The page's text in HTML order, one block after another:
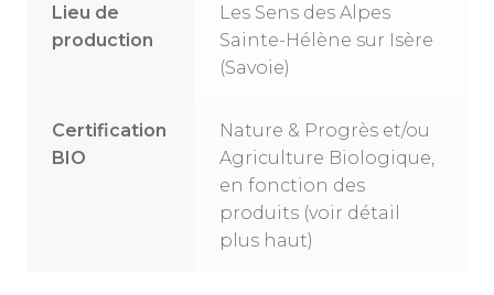
Lieu de
production
Les Sens des Alpes
Sainte-Hélène sur Isère
(Savoie)
Certification
BIO
Nature & Progrès et/ou
Agriculture Biologique,
en fonction des
produits (voir détail
plus haut)